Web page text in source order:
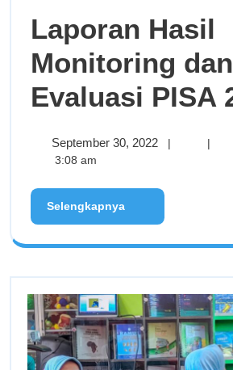
Laporan Hasil
Monitoring dan
Evaluasi PISA
September 30, 2022 | |
3:08 am
Selengkapnya